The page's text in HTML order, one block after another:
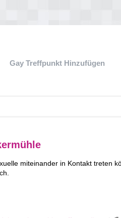
Gay Treffpunkt Hinzufügen
miteinander in Kontakt treten